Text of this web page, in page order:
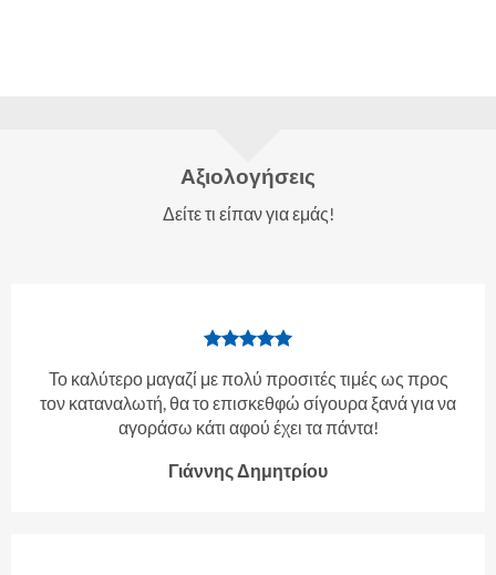
Αξιολογήσεις
Δείτε τι είπαν για εμάς!
Το καλύτερο μαγαζί με πολύ προσιτές τιμές ως προς
τον καταναλωτή, θα το επισκεθφώ σίγουρα ξανά για να
αγοράσω κάτι αφού έχει τα πάντα!
Γιάννης Δημητρίου